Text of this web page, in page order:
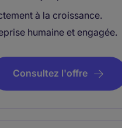
à la croissance.
humaine et engagée.
Consultez l'offre